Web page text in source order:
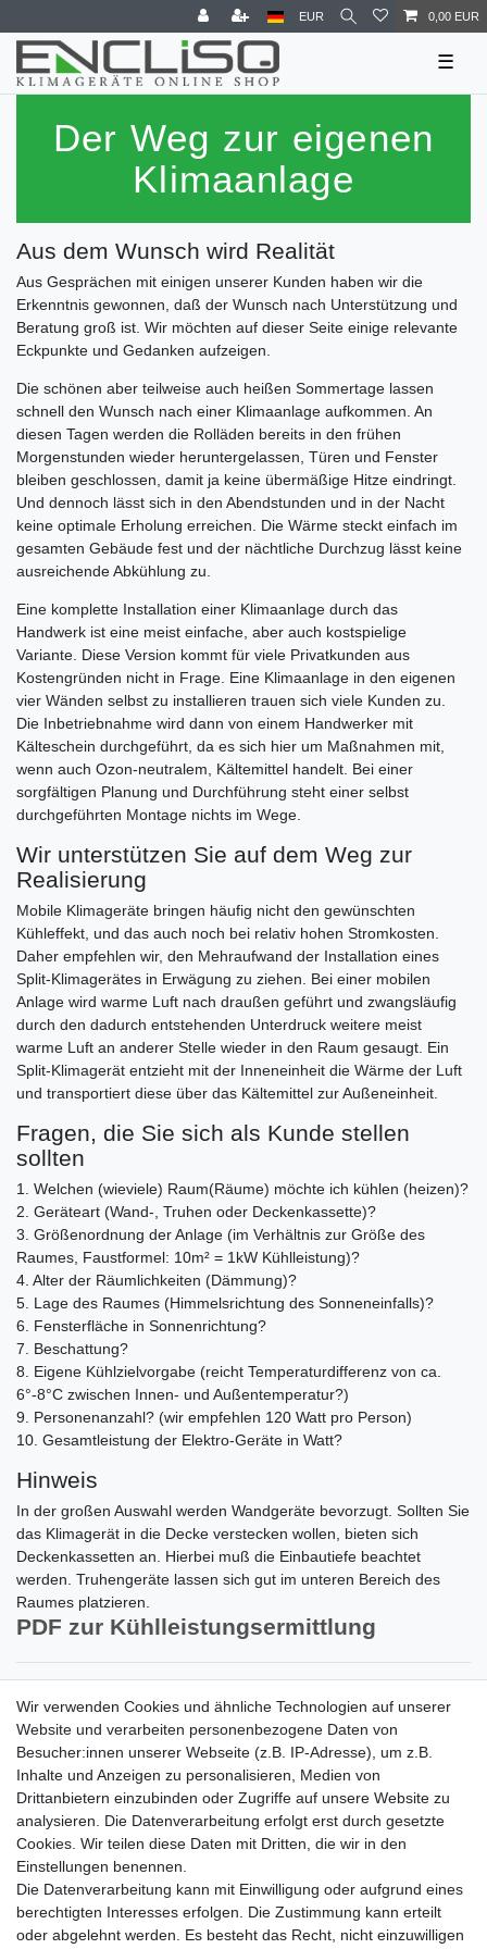
EUR 0,00 EUR
☰
Der Weg zur eigenen
Klimaanlage
Aus dem Wunsch wird Realität
Aus Gesprächen mit einigen unserer Kunden haben wir die
Erkenntnis gewonnen, daß der Wunsch nach Unterstützung und
Beratung groß ist. Wir möchten auf dieser Seite einige relevante
Eckpunkte und Gedanken aufzeigen.
Die schönen aber teilweise auch heißen Sommertage lassen
schnell den Wunsch nach einer Klimaanlage aufkommen. An
diesen Tagen werden die Rolläden bereits in den frühen
Morgenstunden wieder heruntergelassen, Türen und Fenster
bleiben geschlossen, damit ja keine übermäßige Hitze eindringt.
Und dennoch lässt sich in den Abendstunden und in der Nacht
keine optimale Erholung erreichen. Die Wärme steckt einfach im
gesamten Gebäude fest und der nächtliche Durchzug lässt keine
ausreichende Abkühlung zu.
Eine komplette Installation einer Klimaanlage durch das
Handwerk ist eine meist einfache, aber auch kostspielige
Variante. Diese Version kommt für viele Privatkunden aus
Kostengründen nicht in Frage. Eine Klimaanlage in den eigenen
vier Wänden selbst zu installieren trauen sich viele Kunden zu.
Die Inbetriebnahme wird dann von einem Handwerker mit
Kälteschein durchgeführt, da es sich hier um Maßnahmen mit,
wenn auch Ozon-neutralem, Kältemittel handelt. Bei einer
sorgfältigen Planung und Durchführung steht einer selbst
durchgeführten Montage nichts im Wege.
Wir unterstützen Sie auf dem Weg zur
Realisierung
Mobile Klimageräte bringen häufig nicht den gewünschten
Kühleffekt, und das auch noch bei relativ hohen Stromkosten.
Daher empfehlen wir, den Mehraufwand der Installation eines
Split-Klimagerätes in Erwägung zu ziehen. Bei einer mobilen
Anlage wird warme Luft nach draußen geführt und zwangsläufig
durch den dadurch entstehenden Unterdruck weitere meist
warme Luft an anderer Stelle wieder in den Raum gesaugt. Ein
Split-Klimagerät entzieht mit der Inneneinheit die Wärme der Luft
und transportiert diese über das Kältemittel zur Außeneinheit.
Fragen, die Sie sich als Kunde stellen
sollten
1. Welchen (wieviele) Raum(Räume) möchte ich kühlen (heizen)?
2. Geräteart (Wand-, Truhen oder Deckenkassette)?
3. Größenordnung der Anlage (im Verhältnis zur Größe des
Raumes, Faustformel: 10m² = 1kW Kühlleistung)?
4. Alter der Räumlichkeiten (Dämmung)?
5. Lage des Raumes (Himmelsrichtung des Sonneneinfalls)?
6. Fensterfläche in Sonnenrichtung?
7. Beschattung?
8. Eigene Kühlzielvorgabe (reicht Temperaturdifferenz von ca.
6°-8°C zwischen Innen- und Außentemperatur?)
9. Personenanzahl? (wir empfehlen 120 Watt pro Person)
10. Gesamtleistung der Elektro-Geräte in Watt?
Hinweis
In der großen Auswahl werden Wandgeräte bevorzugt. Sollten Sie
das Klimagerät in die Decke verstecken wollen, bieten sich
Deckenkassetten an. Hierbei muß die Einbautiefe beachtet
werden. Truhengeräte lassen sich gut im unteren Bereich des
Raumes platzieren.
PDF zur Kühlleistungsermittlung
Versandkosten
Der Weg zur eigenen Klimaanlage
Inbetriebnahme & Serviceleistungen
Für Interessierte aus der Schweiz
Klimaanlage = Wärmepumpe
Hilfe
Bankverbindung:
encliso GmbH
Kreissparkasse Verl
Kto-Nr. 25007352 - BLZ 47853520
Wir verwenden Cookies und ähnliche Technologien auf unserer
Website und verarbeiten personenbezogene Daten von
Besucher:innen unserer Webseite (z.B. IP-Adresse), um z.B.
Inhalte und Anzeigen zu personalisieren, Medien von
Drittanbietern einzubinden oder Zugriffe auf unsere Website zu
analysieren. Die Datenverarbeitung erfolgt erst durch gesetzte
Cookies. Wir teilen diese Daten mit Dritten, die wir in den
Einstellungen benennen.
Die Datenverarbeitung kann mit Einwilligung oder aufgrund eines
berechtigten Interesses erfolgen. Die Zustimmung kann erteilt
oder abgelehnt werden. Es besteht das Recht, nicht einzuwilligen